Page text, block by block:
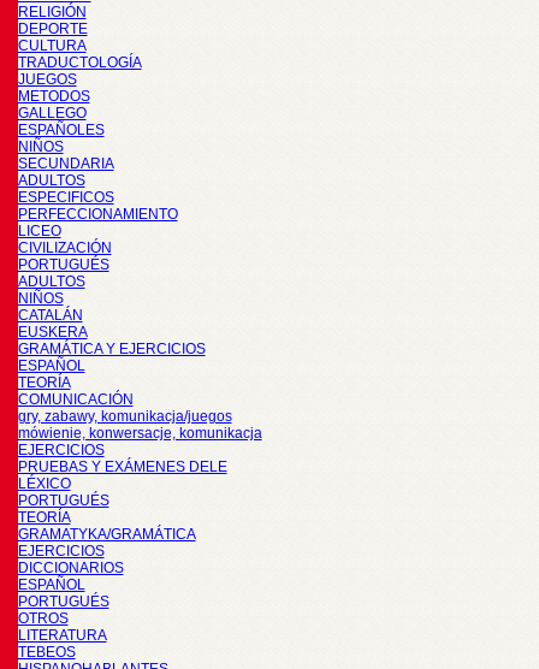
RELIGIÓN
DEPORTE
CULTURA
TRADUCTOLOGÍA
JUEGOS
METODOS
GALLEGO
ESPAÑOLES
NIÑOS
SECUNDARIA
ADULTOS
ESPECIFICOS
PERFECCIONAMIENTO
LICEO
CIVILIZACIÓN
PORTUGUÉS
ADULTOS
NIÑOS
CATALÁN
EUSKERA
GRAMÁTICA Y EJERCICIOS
ESPAÑOL
TEORÍA
COMUNICACIÓN
gry, zabawy, komunikacja/juegos
mówienie, konwersacje, komunikacja
EJERCICIOS
PRUEBAS Y EXÁMENES DELE
LÉXICO
PORTUGUÉS
TEORÍA
GRAMATYKA/GRAMÁTICA
EJERCICIOS
DICCIONARIOS
ESPAÑOL
PORTUGUÉS
OTROS
LITERATURA
TEBEOS